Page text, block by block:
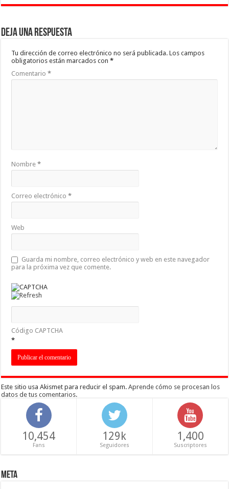
Deja una respuesta
Tu dirección de correo electrónico no será publicada. Los campos
obligatorios están marcados con*
Comentario*
Nombre*
Correo electrónico*
Web
Guarda mi nombre, correo electrónico y web en este navegador
para la próxima vez que comente.
Código CAPTCHA
*
Este sitio usa Akismet para reducir el spam.Aprende cómo se procesan los
datos de tus comentarios.
10,454
Fans
129k
Seguidores
1,400
Suscriptores
Meta